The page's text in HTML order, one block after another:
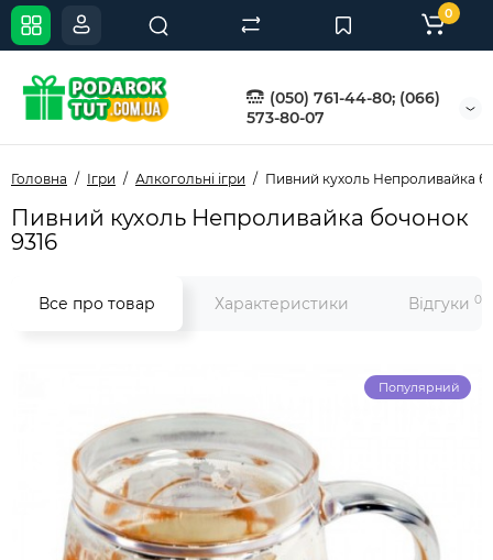
(050) 761-44-80; (066)
573-80-07
0
Головна Ігри Алкогольні ігри Пивний кухоль Непроливайка
Пивний кухоль Непроливайка бочонок
9316
Все про товар Характеристики Відгуки 0
Популярний